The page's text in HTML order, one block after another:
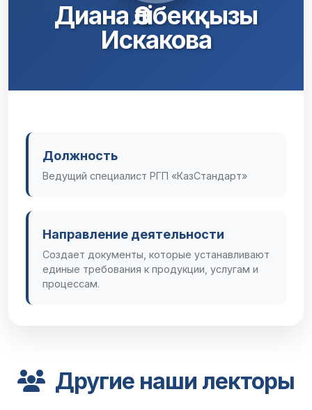
Диана Әлібекқызы
Искакова
Должность
Ведущий специалист РГП «КазСтандарт»
Направление деятельности
Создает документы, которые устанавливают
единые требования к продукции, услугам и
процессам.
Другие наши лекторы